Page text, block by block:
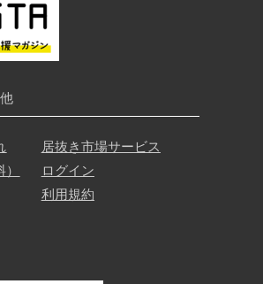
居抜き市場サービス
ログイン
利用規約